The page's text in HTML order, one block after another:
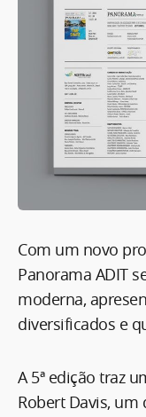
Com um novo
Panorama ADIT
moderna,
diversificados e
A 5ª edição traz
Robert Davis,